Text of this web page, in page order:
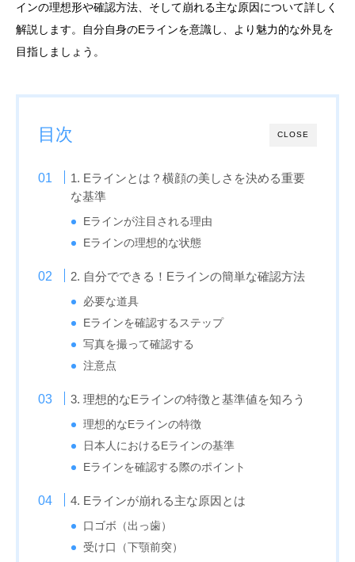
インの理想形や確認方法、そして崩れる主な原因について詳しく
解説します。自分自身のEラインを意識し、より魅力的な外見を
目指しましょう。
CLOSE
目次
1. Eラインとは？横顔の美しさを決める重要
な基準
Eラインが注目される理由
Eラインの理想的な状態
2. 自分でできる！Eラインの簡単な確認方法
必要な道具
Eラインを確認するステップ
写真を撮って確認する
注意点
3. 理想的なEラインの特徴と基準値を知ろう
理想的なEラインの特徴
日本人におけるEラインの基準
Eラインを確認する際のポイント
4. Eラインが崩れる主な原因とは
口ゴボ（出っ歯）
受け口（下顎前突）